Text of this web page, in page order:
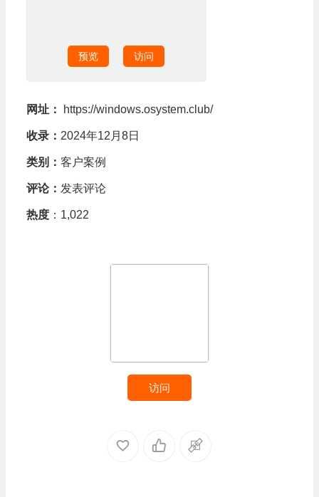
预览 访问
网址： https://windows.osystem.club/
收录： 2024年12月8日
类别： 客户案例
评论： 发表评论
热度：1,022
访问